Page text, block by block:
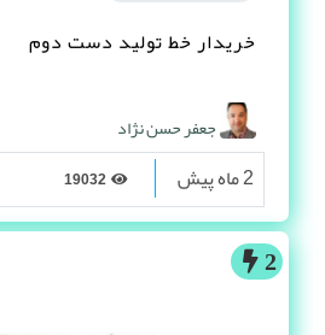
خریدار خط تولید دست دوم
جعفر حسن نژاد
2 ماه پیش
2